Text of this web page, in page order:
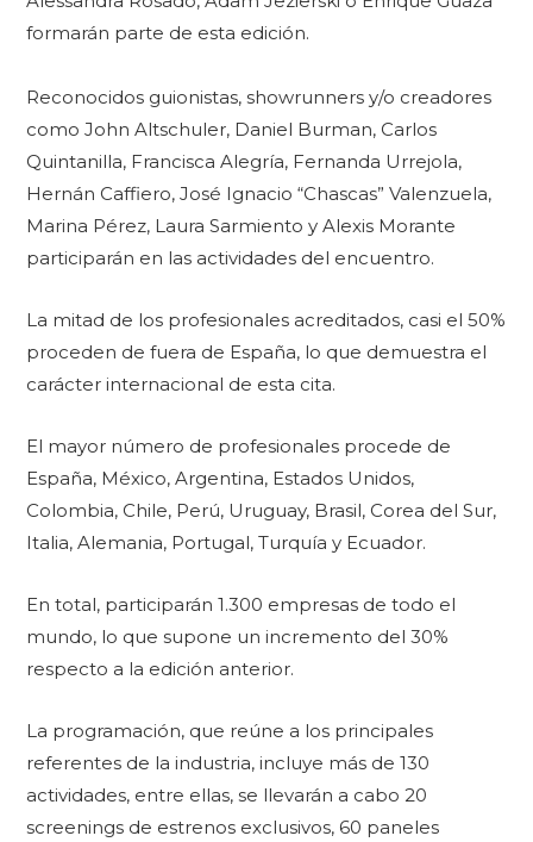
formarán parte de esta edición.
Reconocidos guionistas, showrunners y/o creadores
como John Altschuler, Daniel Burman, Carlos
Quintanilla, Francisca Alegría, Fernanda Urrejola,
Hernán Caffiero, José Ignacio “Chascas” Valenzuela,
Marina Pérez, Laura Sarmiento y Alexis Morante
participarán en las actividades del encuentro.
La mitad de los profesionales acreditados, casi el 50%
proceden de fuera de España, lo que demuestra el
carácter internacional de esta cita.
El mayor número de profesionales procede de
España, México, Argentina, Estados Unidos,
Colombia, Chile, Perú, Uruguay, Brasil, Corea del Sur,
Italia, Alemania, Portugal, Turquía y Ecuador.
En total, participarán 1.300 empresas de todo el
mundo, lo que supone un incremento del 30%
respecto a la edición anterior.
La programación, que reúne a los principales
referentes de la industria, incluye más de 130
actividades, entre ellas, se llevarán a cabo 20
screenings de estrenos exclusivos, 60 paneles